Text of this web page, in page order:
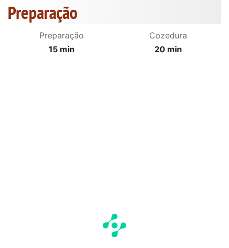
Preparação
Preparação
15 min
Cozedura
20 min